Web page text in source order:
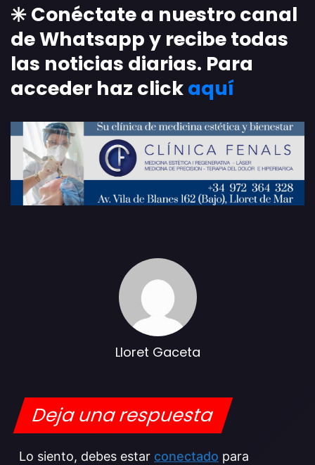
✳️ Conéctate a nuestro canal
de Whatsapp y recibe todas
las noticias diarias. Para
acceder haz clickaquí
Lloret Gaceta
Deja una respuesta
Lo siento, debes estar conectado para